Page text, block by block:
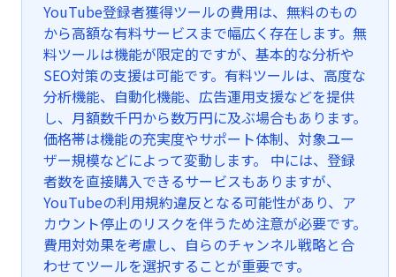
YouTube登録者獲得ツールの費用は、無料のもの
から高額な有料サービスまで幅広く存在します。無
料ツールは機能が限定的ですが、基本的な分析や
SEO対策の支援は可能です。有料ツールは、高度な
分析機能、自動化機能、広告運用支援などを提供
し、月額数千円から数万円に及ぶ場合もあります。
価格帯は機能の充実度やサポート体制、対象ユー
ザー規模などによって変動します。 中には、登録
者数を直接購入できるサービスもありますが、
YouTubeの利用規約違反となる可能性があり、ア
カウント停止のリスクを伴うため注意が必要です。
費用対効果を考慮し、自らのチャンネル戦略と合
わせてツールを選択することが重要です。